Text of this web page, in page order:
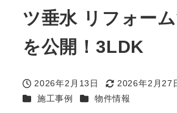
ツ垂水 リフォー
を公開！3LDK
投稿日
2026年2月13日
更新日
2026年2月27
カテゴリー
施工事例 カテゴリー
物件情報